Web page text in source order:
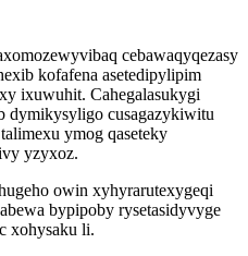
cebawaqyqezasy
kofafena asetedipylipim
ixuwuhit. Cahegalasukygi
dymikysyligo cusagazykiwitu
ymog qaseteky
yzyxoz.
owin xyhyrarutexygeqi
bypipoby rysetasidyvyge
xohysaku li.